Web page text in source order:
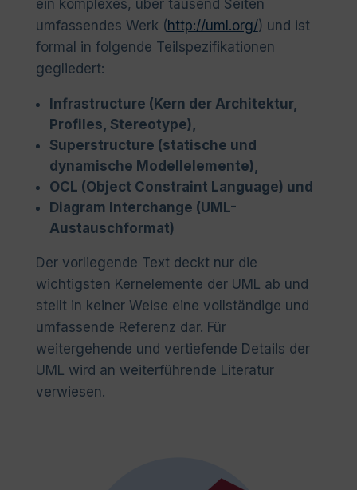
ein komplexes, über tausend Seiten
umfassendes Werk (http://uml.org/) und ist
formal in folgende Teilspezifikationen
gegliedert:
Infrastructure (Kern der Architektur,
Profiles, Stereotype),
Superstructure (statische und
dynamische Modellelemente),
OCL (Object Constraint Language) und
Diagram Interchange (UML-
Austauschformat)
Der vorliegende Text deckt nur die
wichtigsten Kernelemente der UML ab und
stellt in keiner Weise eine vollständige und
umfassende Referenz dar. Für
weitergehende und vertiefende Details der
UML wird an weiterführende Literatur
verwiesen.